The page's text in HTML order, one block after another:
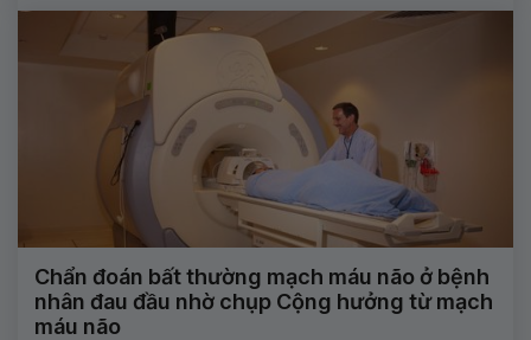
Chẩn đoán bất thường mạch máu não ở bệnh
nhân đau đầu nhờ chụp Cộng hưởng từ mạch
máu não